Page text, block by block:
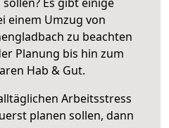
einem Umzug von
zu beachten
Planung bis hin zum
Hab & Gut.
Arbeitsstress
planen sollen, dann